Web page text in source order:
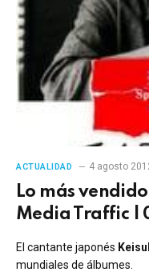
ACTUALIDAD 4 agosto
Lo más
Media Traffic |
El cantante japonés
mundiales de álbumes.